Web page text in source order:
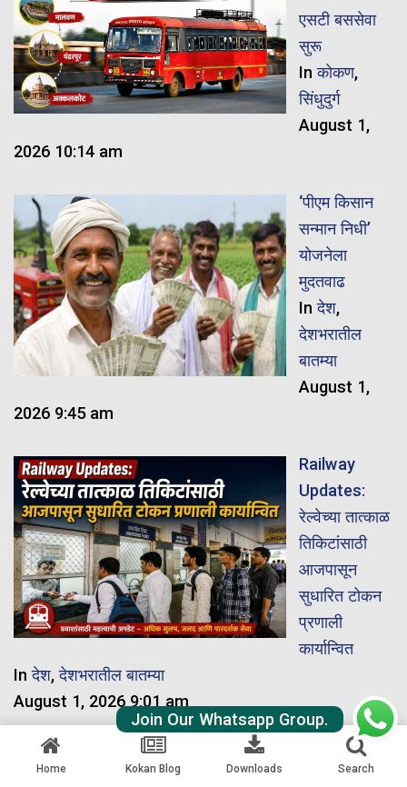
एसटी बससेवा
सुरू
Inकोकण,
सिंधुदुर्ग
August 1,
2026 10:14 am
‘पीएम किसान
सन्मान निधी’
योजनेला
मुदतवाढ
Inदेश,
देशभरातील
बातम्या
August 1,
2026 9:45 am
Railway
Updates:
रेल्वेच्या तात्काळ
तिकिटांसाठी
आजपासून
सुधारित टोकन
प्रणाली
कार्यान्वित
Inदेश,देशभरातील बातम्या
August 1, 2026 9:01 am
आरक्षणातील
Home Kokan Blog Downloads Search
Join Our Whatsapp Group.